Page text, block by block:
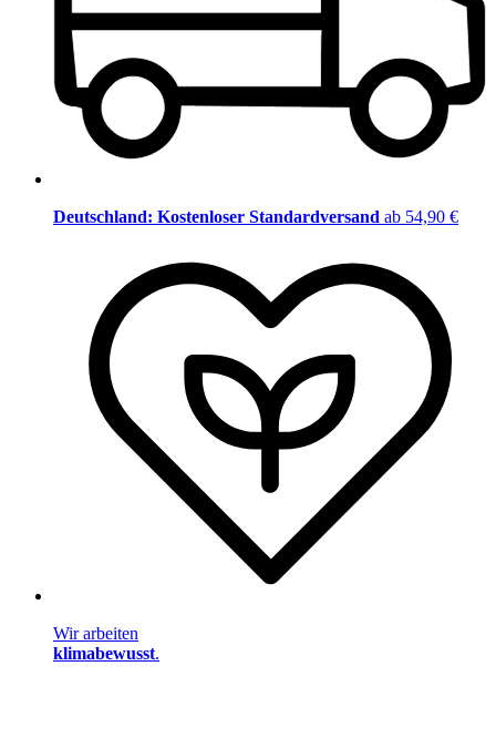
Deutschland: Kostenloser Standardversand ab 54,90 €
Wir arbeiten
klimabewusst.